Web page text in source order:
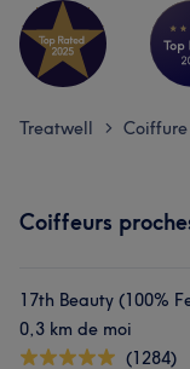
Treatwell > Coiffure
Coiffeurs
17th Beauty (100%
0,3 km de moi
(1284)